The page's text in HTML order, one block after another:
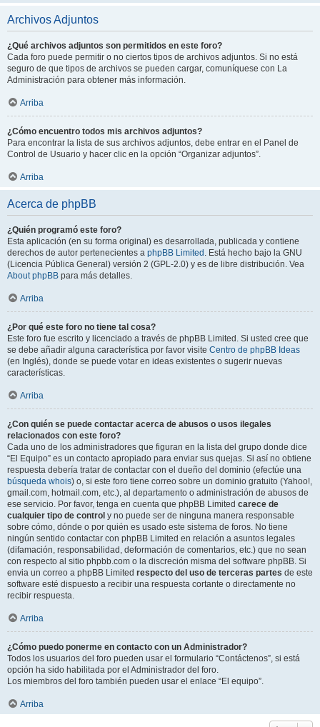
Archivos Adjuntos
¿Qué archivos adjuntos son permitidos en este foro?
Cada foro puede permitir o no ciertos tipos de archivos adjuntos. Si no está
seguro de que tipos de archivos se pueden cargar, comuníquese con La
Administración para obtener más información.
Arriba
¿Cómo encuentro todos mis archivos adjuntos?
Para encontrar la lista de sus archivos adjuntos, debe entrar en el Panel de
Control de Usuario y hacer clic en la opción “Organizar adjuntos”.
Arriba
Acerca de phpBB
¿Quién programó este foro?
Esta aplicación (en su forma original) es desarrollada, publicada y contiene
derechos de autor pertenecientes a phpBB Limited . Está hecho bajo la GNU
(Licencia Pública General) versión 2 (GPL-2.0) y es de libre distribución. Vea
About phpBB para más detalles.
Arriba
¿Por qué este foro no tiene tal cosa?
Este foro fue escrito y licenciado a través de phpBB Limited. Si usted cree que
se debe añadir alguna característica por favor visite Centro de phpBB Ideas
(en Inglés), donde se puede votar en ideas existentes o sugerir nuevas
características.
Arriba
¿Con quién se puede contactar acerca de abusos o usos ilegales
relacionados con este foro?
Cada uno de los administradores que figuran en la lista del grupo donde dice
“El Equipo” es un contacto apropiado para enviar sus quejas. Si así no obtiene
respuesta debería tratar de contactar con el dueño del dominio (efectúe una
búsqueda whois) o, si este foro tiene correo sobre un dominio gratuito (Yahoo!,
gmail.com, hotmail.com, etc.), al departamento o administración de abusos de
ese servicio. Por favor, tenga en cuenta que phpBB Limited carece de
cualquier tipo de control y no puede ser de ninguna manera responsable
sobre cómo, dónde o por quién es usado este sistema de foros. No tiene
ningún sentido contactar con phpBB Limited en relación a asuntos legales
(difamación, responsabilidad, deformación de comentarios, etc.) que no sean
con respecto al sitio phpbb.com o la discreción misma del software phpBB. Si
envia un correo a phpBB Limited respecto del uso de terceras partes de este
software esté dispuesto a recibir una respuesta cortante o directamente no
recibir respuesta.
Arriba
¿Cómo puedo ponerme en contacto con un Administrador?
Todos los usuarios del foro pueden usar el formulario “Contáctenos”, si está
opción ha sido habilitada por el Administrador del foro.
Los miembros del foro también pueden usar el enlace “El equipo”.
Arriba